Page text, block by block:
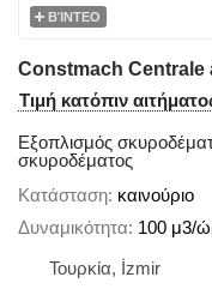
ΒΊΝΤΕΟ
Constmach Centrale
Τιμή κατόπιν
Εξοπλισμός
σκυροδέματος
Κατάσταση καινούριο
Δυναμικότητα 100 μ3/
Τουρκία, İzmir